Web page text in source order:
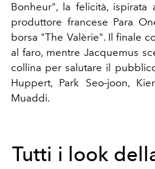
Bonheur", la felicità, ispirata
produttore francese Para
borsa "The Valèrie". Il finale
al faro, mentre Jacquemus
collina per salutare il
Huppert, Park Seo-joon,
Muaddi.
Tutti i look